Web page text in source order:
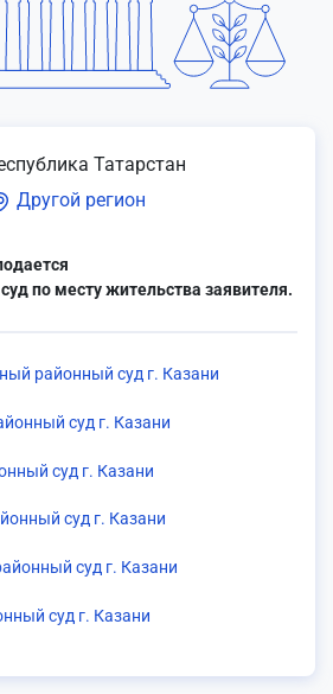
Татарстан
Другой регион
по месту жительства заявителя.
районный суд г. Казани
суд г. Казани
суд г. Казани
суд г. Казани
суд г. Казани
суд г. Казани